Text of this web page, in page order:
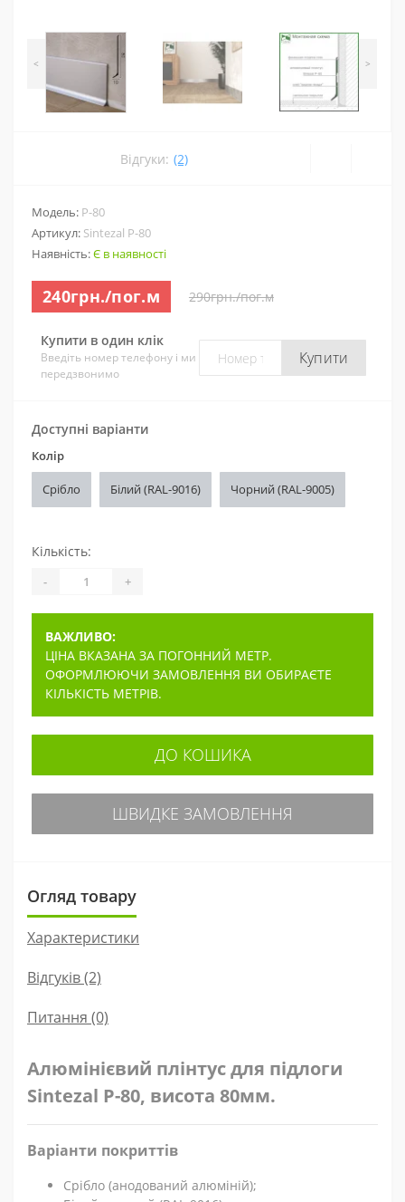
< >
Відгуки: (2)
Модель: P-80
Артикул: Sintezal P-80
Наявність:Є в наявності
240грн./пог.м 290грн./пог.м
Купити в один клік
Введіть номер телефону і ми
передзвонимо
Купити
Доступні варіанти
Колір
Срібло Білий (RAL-9016) Чорний (RAL-9005)
Кількість:
- +
ВАЖЛИВО:
ЦІНА ВКАЗАНА ЗА ПОГОННИЙ МЕТР.
ОФОРМЛЮЮЧИ ЗАМОВЛЕННЯ ВИ ОБИРАЄТЕ
КІЛЬКІСТЬ МЕТРІВ.
ДО КОШИКА
ШВИДКЕ ЗАМОВЛЕННЯ
Огляд товару
Характеристики
Відгуків (2)
Питання (0)
Алюмінієвий плінтус для підлоги
Sintezal P-80, висота 80мм.
Варіанти покриттів
Срібло (анодований алюміній);